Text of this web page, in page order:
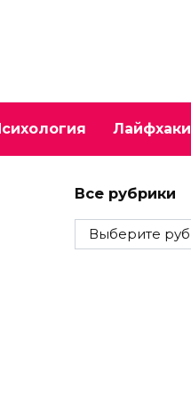
Лайфхаки
Все рубрики
Все
рубрики